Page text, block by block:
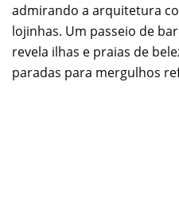
admirando a arquitetura
lojinhas. Um passeio de
revela ilhas e praias de
paradas para mergulhos